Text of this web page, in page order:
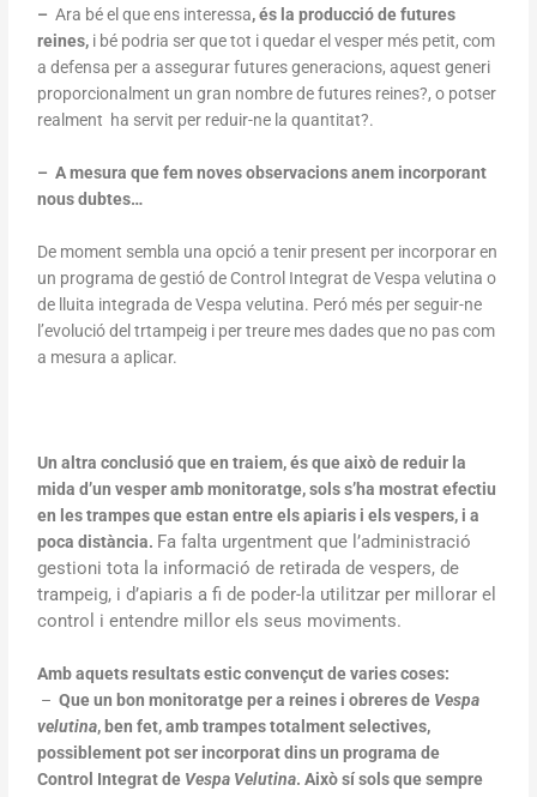
–Ara bé el que ens interessa, és la producció de futures
reines, i bé podria ser que tot i quedar el vesper més petit, com
a defensa per a assegurar futures generacions, aquest generi
proporcionalment un gran nombre de futures reines?, o potser
realment ha servit per reduir-ne la quantitat?.
– A mesura que fem noves observacions anem incorporant
nous dubtes…
De moment sembla una opció a tenir present per incorporar en
un programa de gestió de Control Integrat de Vespa velutina o
de lluita integrada de Vespa velutina. Peró més per seguir-ne
l’evolució del trtampeig i per treure mes dades que no pas com
a mesura a aplicar.
Un altra conclusió que en traiem, és que això de reduir la
mida d’un vesper amb monitoratge, sols s’ha mostrat efectiu
en les trampes que estan entre els apiaris i els vespers, i a
poca distància. Fa falta urgentment que l’administració
gestioni tota la informació de retirada de vespers, de
trampeig, i d’apiaris a fi de poder-la utilitzar per millorar el
control i entendre millor els seus moviments.
Amb aquets resultats estic convençut de varies coses:
–Que un bon monitoratge per a reines i obreres de Vespa
velutina, ben fet, amb trampes totalment selectives,
possiblement pot ser incorporat dins un programa de
Control Integrat de Vespa Velutina. Això sí sols que sempre